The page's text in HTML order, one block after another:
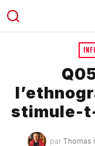
stimule-
par Thomas